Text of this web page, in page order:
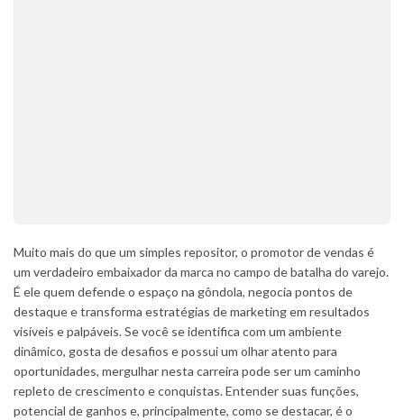
Muito mais do que um simples repositor, o promotor de vendas é
um verdadeiro embaixador da marca no campo de batalha do varejo.
É ele quem defende o espaço na gôndola, negocia pontos de
destaque e transforma estratégias de marketing em resultados
visíveis e palpáveis. Se você se identifica com um ambiente
dinâmico, gosta de desafios e possui um olhar atento para
oportunidades, mergulhar nesta carreira pode ser um caminho
repleto de crescimento e conquistas. Entender suas funções,
potencial de ganhos e, principalmente, como se destacar, é o